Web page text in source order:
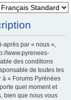
e
h
après par « nous »,
www.pyrenees-
des conditions
de toutes les
« Forums Pyrénées
quel moment et
bien que nous vous